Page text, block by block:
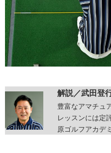
解説／武田登
豊富なアマチュ
レッスンには定
原ゴルフアカデ